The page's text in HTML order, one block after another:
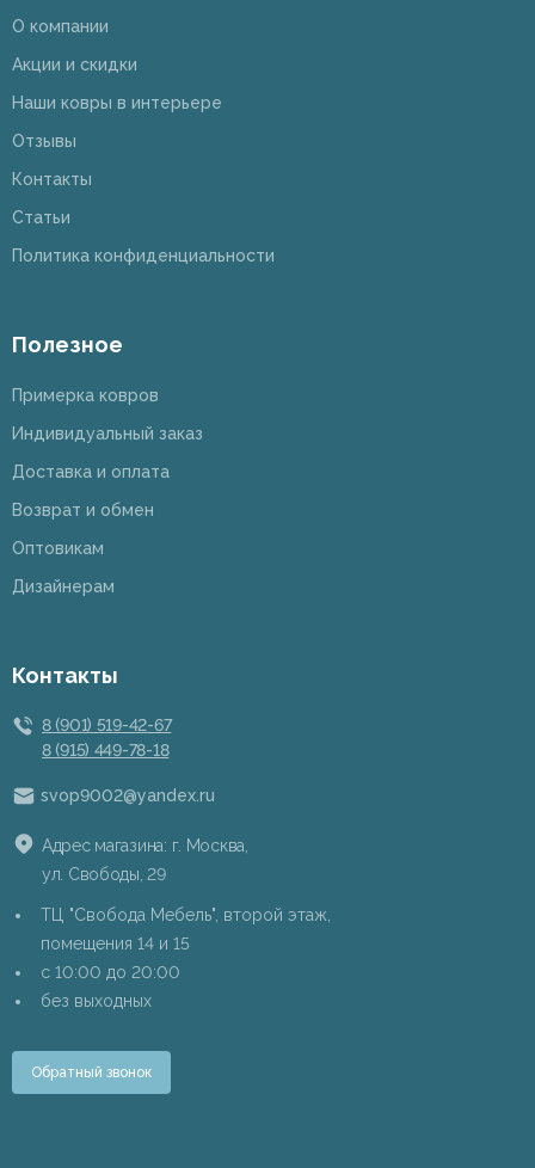
О компании
Акции и скидки
Наши ковры в интерьере
Отзывы
Контакты
Статьи
Политика конфиденциальности
Полезное
Примерка ковров
Индивидуальный заказ
Доставка и оплата
Возврат и обмен
Оптовикам
Дизайнерам
Контакты
8 (901) 519-42-67
8 (915) 449-78-18
svop9002@yandex.ru
Адрес магазина: г. Москва,
ул. Свободы, 29
ТЦ "Свобода Мебель", второй этаж,
помещения 14 и 15
c 10:00 до 20:00
без выходных
Обратный звонок